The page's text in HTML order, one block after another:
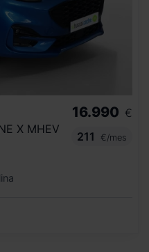
X MHEV
16.990 €
211
€/mes